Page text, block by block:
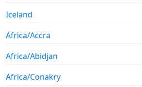
Iceland
Africa/Accra
Africa/Abidjan
Africa/Conakry